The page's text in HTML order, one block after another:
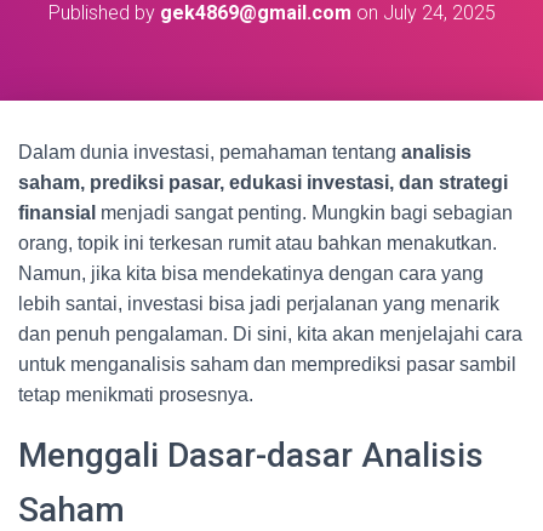
Published by gek4869@gmail.com on July 24, 2025
Dalam dunia investasi, pemahaman tentang analisis
saham, prediksi pasar, edukasi investasi, dan strategi
finansial menjadi sangat penting. Mungkin bagi sebagian
orang, topik ini terkesan rumit atau bahkan menakutkan.
Namun, jika kita bisa mendekatinya dengan cara yang
lebih santai, investasi bisa jadi perjalanan yang menarik
dan penuh pengalaman. Di sini, kita akan menjelajahi cara
untuk menganalisis saham dan memprediksi pasar sambil
tetap menikmati prosesnya.
Menggali Dasar-dasar Analisis
Saham